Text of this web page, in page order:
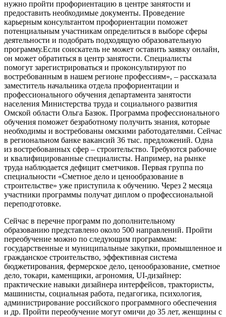
нужно пройти профориентацию в центре занятости и
предоставить необходимые документы. Проведение
карьерным консультантом профориентации поможет
потенциальным участникам определиться в выборе сферы
деятельности и подобрать подходящую образовательную
программу.Если соискатель не может оставить заявку онлайн,
он может обратиться в центр занятости. Специалисты
помогут зарегистрироваться и проконсультируют по
востребованным в нашем регионе профессиям», – рассказала
заместитель начальника отдела профориентации и
профессионального обучения департамента занятости
населения Министерства труда и социального развития
Омской области Ольга Базюк. Программа профессионального
обучения поможет безработному получить знания, которые
необходимы и востребованы омскими работодателями. Сейчас
в региональном банке вакансий 36 тыс. предложений. Одна
из востребованных сфер – строительство. Требуются рабочие
и квалифицированные специалисты. Например, на рынке
труда наблюдается дефицит сметчиков. Первая группа по
специальности «Сметное дело и ценообразование в
строительстве» уже приступила к обучению. Через 2 месяца
участники программы получат диплом о профессиональной
переподготовке.
Сейчас в перечне программ по дополнительному
образованию представлено около 500 направлений. Пройти
переобучение можно по следующим программам:
государственные и муниципальные закупки, промышленное и
гражданское строительство, эффективная система
бюджетирования, фермерское дело, ценообразование, сметное
дело, токари, каменщики, агрономия, UI-дизайнер:
практические навыки дизайнера интерфейсов, трактористы,
машинисты, социальная работа, педагогика, психология,
администрирование российского программного обеспечения
и др. Пройти переобучение могут омичи до 35 лет, женщины с